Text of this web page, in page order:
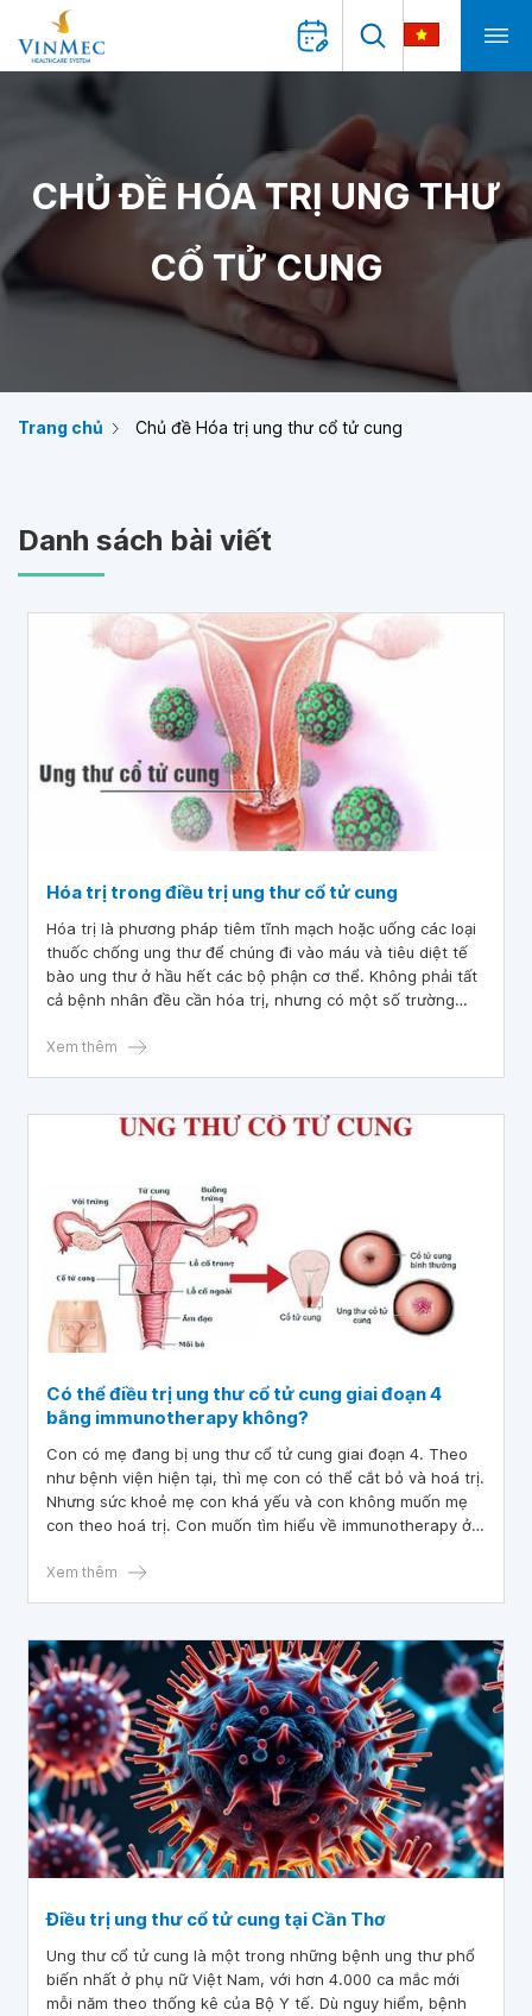
CHỦ ĐỀ HÓA TRỊ UNG THƯ
CỔ TỬ CUNG
Trang chủ Chủ đề Hóa trị ung thư cổ tử cung
Danh sách bài viết
Hóa trị trong điều trị ung thư cổ tử cung
Hóa trị là phương pháp tiêm tĩnh mạch hoặc uống các loại
thuốc chống ung thư để chúng đi vào máu và tiêu diệt tế
bào ung thư ở hầu hết các bộ phận cơ thể. Không phải tất
cả bệnh nhân đều cần hóa trị, nhưng có một số trường
Xem thêm
Có thể điều trị ung thư cổ tử cung giai đoạn 4
bằng immunotherapy không?
Con có mẹ đang bị ung thư cổ tử cung giai đoạn 4. Theo
như bệnh viện hiện tại, thì mẹ con có thể cắt bỏ và hoá trị.
Nhưng sức khoẻ mẹ con khá yếu và con không muốn mẹ
con theo hoá trị. Con muốn tìm hiểu về immunotherapy ở
ung thư cổ tử cung giai đoạn 4 bằng immunotherapy
Xem thêm
Điều trị ung thư cổ tử cung tại Cần Thơ
Ung thư cổ tử cung là một trong những bệnh ung thư phổ
biến nhất ở phụ nữ Việt Nam, với hơn 4.000 ca mắc mới
mỗi năm theo thống kê của Bộ Y tế. Dù nguy hiểm, bệnh